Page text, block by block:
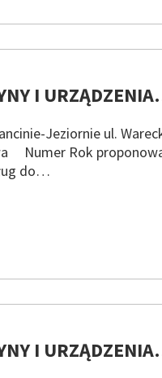
I
Jeziornie ul.
Numer Rok
do…
I